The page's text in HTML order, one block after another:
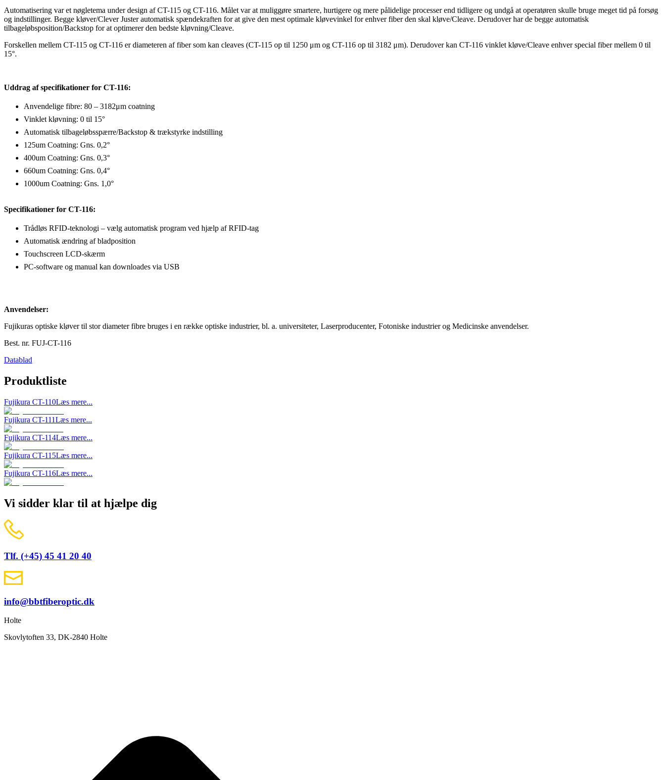
Automatisering var et nøgletema under design af CT-115 og CT-116. Målet var at muliggøre smartere, hurtigere og mere pålidelige processer end tidligere og undgå at operatøren skulle bruge meget tid på forsøg
og indstillinger. Begge kløver/Clever Juster automatisk spændekraften for at give den mest optimale kløvevinkel for enhver fiber den skal kløve/Cleave. Derudover har de begge automatisk
tilbageløbsposition/Backstop for at optimerer den bedste kløvning/Cleave.
Forskellen mellem CT-115 og CT-116 er diameteren af fiber som kan cleaves (CT-115 op til 1250 μm og CT-116 op til 3182 μm). Derudover kan CT-116 vinklet kløve/Cleave enhver special fiber mellem 0 til
15°.
Uddrag af specifikationer for CT-116:
Anvendelige fibre: 80 – 3182μm coatning
Vinklet kløvning: 0 til 15°
Automatisk tilbageløbsspærre/Backstop & trækstyrke indstilling
125um Coatning: Gns. 0,2°
400um Coatning: Gns. 0,3°
660um Coatning: Gns. 0,4°
1000um Coatning: Gns. 1,0°
Specifikationer for CT-116:
Trådløs RFID-teknologi – vælg automatisk program ved hjælp af RFID-tag
Automatisk ændring af bladposition
Touchscreen LCD-skærm
PC-software og manual kan downloades via USB
Anvendelser:
Fujikuras optiske kløver til stor diameter fibre bruges i en række optiske industrier, bl. a. universiteter, Laserproducenter, Fotoniske industrier og Medicinske anvendelser.
Best. nr. FUJ-CT-116
Datablad
Produktliste
Fujikura CT-110Læs mere...
Fujikura CT-111Læs mere...
Fujikura CT-114Læs mere...
Fujikura CT-115Læs mere...
Fujikura CT-116Læs mere...
Vi sidder klar til at hjælpe dig
Tlf. (+45) 45 41 20 40
info@bbtfiberoptic.dk
Holte
Skovlytoften 33, DK-2840 Holte